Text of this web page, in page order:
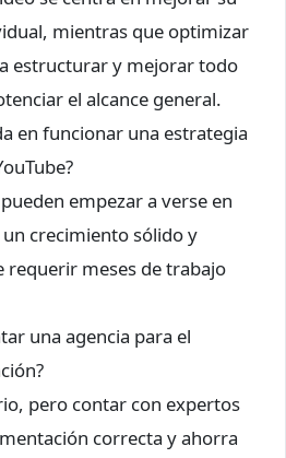
mientras que optimizar
estructurar y mejorar todo
el alcance general.
en funcionar una estrategia
empezar a verse en
crecimiento sólido y
requerir meses de trabajo
una agencia para el
pero contar con expertos
correcta y ahorra